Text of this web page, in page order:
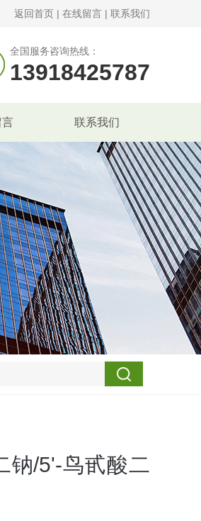
返回首页 | 在线留言 | 联系我们
全国服务咨询热线：
13918425787
言 联系我们
钠/5'-鸟甙酸二